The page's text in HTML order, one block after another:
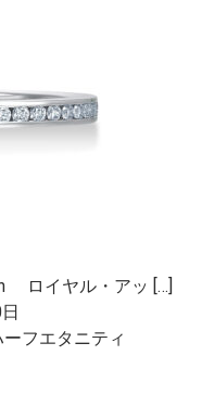
ロイヤル・アッ […]
フエタニティ